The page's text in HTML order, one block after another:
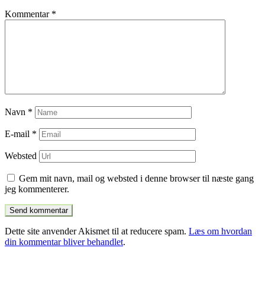
Kommentar *
Navn *
E-mail *
Websted
Gem mit navn, mail og websted i denne browser til næste gang
jeg kommenterer.
Dette site anvender Akismet til at reducere spam. Læs om hvordan
din kommentar bliver behandlet.